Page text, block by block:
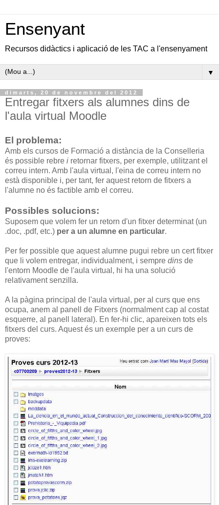
Ensenyant
Recursos didàctics i aplicació de les TAC a l'ensenyament
▼
dimarts, 20 de novembre del 2012
Entregar fitxers als alumnes dins de
l'aula virtual Moodle
El problema:
Amb els cursos de Formació a distància de la Conselleria
és possible rebre i retornar fitxers, per exemple, utilitzant el
correu intern. Amb l'aula virtual, l'eina de correu intern no
està disponible i, per tant, fer aquest retorn de fitxers a
l'alumne no és factible amb el correu.
Possibles solucions:
Suposem que volem fer un retorn d'un fitxer determinat (un
.doc, .pdf, etc.) per a un alumne en particular.
Per fer possible que aquest alumne pugui rebre un cert fitxer
que li volem entregar, individualment, i sempre dins de
l'entorn Moodle de l'aula virtual, hi ha una solució
relativament senzilla.
A la pàgina principal de l'aula virtual, per al curs que ens
ocupa, anem al panell de Fitxers (normalment cap al costat
esquerre, al panell lateral). En fer-hi clic, apareixen tots els
fitxers del curs. Aquest és un exemple per a un curs de
proves: